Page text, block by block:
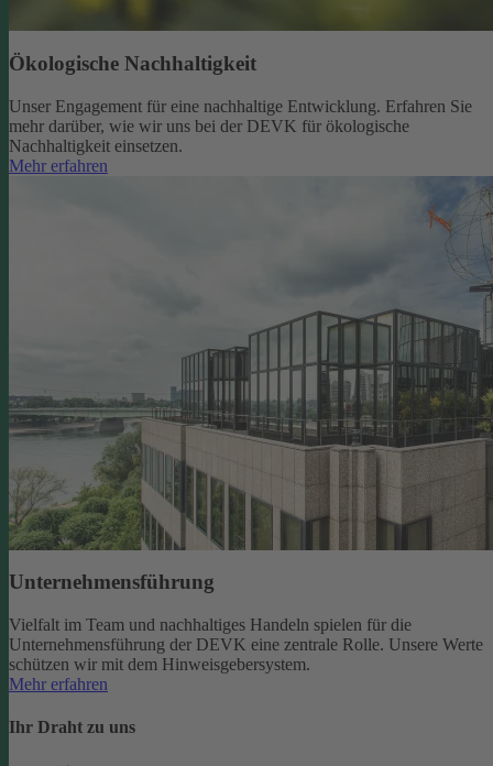
Ökologische Nachhaltigkeit
Unser Engagement für eine nachhaltige Entwicklung. Erfahren Sie
mehr darüber, wie wir uns bei der DEVK für ökologische
Nachhaltigkeit einsetzen.
Mehr erfahren
Unternehmensführung
Vielfalt im Team und nachhaltiges Handeln spielen für die
Unternehmensführung der DEVK eine zentrale Rolle. Unsere Werte
schützen wir mit dem Hinweisgebersystem.
Mehr erfahren
Ihr Draht zu uns